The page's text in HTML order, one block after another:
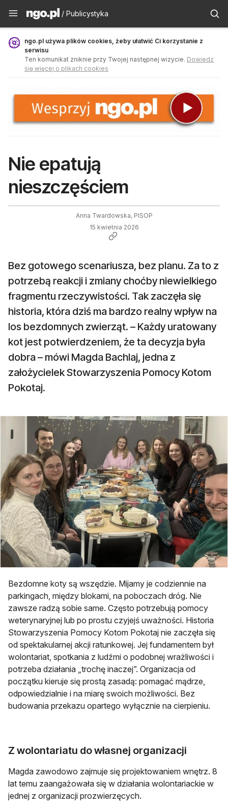
Publicystyka - ngo.pl
/ Publicystyka
ngo.pl używa plików cookies, żeby ułatwić Ci korzystanie z
serwisu
Ten komunikat zniknie przy Twojej następnej wizycie. Dowiedz
się więcej o plikach cookies
Nie epatują
nieszczęściem
Anna Twardowska, PISOP
15 kwietnia 2026
Bez gotowego scenariusza, bez planu. Za to z
potrzebą reakcji i zmiany choćby niewielkiego
fragmentu rzeczywistości. Tak zaczęła się
historia, która dziś ma bardzo realny wpływ na
los bezdomnych zwierząt. – Każdy uratowany
kot jest potwierdzeniem, że ta decyzja była
dobra – mówi Magda Bachlaj, jedna z
założycielek Stowarzyszenia Pomocy Kotom
Pokotaj.
Bezdomne koty są wszędzie. Mijamy je codziennie na
parkingach, między blokami, na poboczach dróg. Nie
zawsze radzą sobie same. Często potrzebują pomocy
weterynaryjnej lub po prostu czyjejś uważności. Historia
Stowarzyszenia Pomocy Kotom Pokotaj nie zaczęła się
od spektakularnej akcji ratunkowej. Jej fundamentem był
wolontariat, spotkania z ludźmi o podobnej wrażliwości i
potrzeba działania „trochę inaczej”. Organizacja od
początku kieruje się prostą zasadą: pomagać mądrze,
odpowiedzialnie i na miarę swoich możliwości. Bez
budowania przekazu opartego wyłącznie na cierpieniu.
Z wolontariatu do własnej organizacji
Magda zawodowo zajmuje się projektowaniem wnętrz. 8
lat temu zaangażowała się w działania wolontariackie w
jednej z organizacji prozwierzęcych.